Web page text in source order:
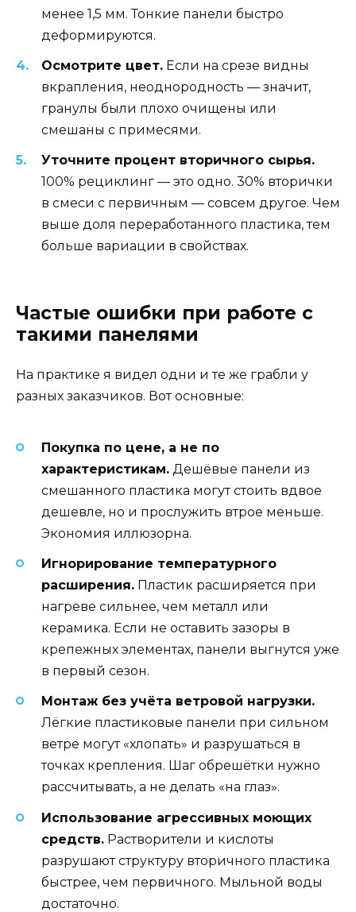
менее 1,5 мм. Тонкие панели быстро
деформируются.
Осмотрите цвет. Если на срезе видны
вкрапления, неоднородность — значит,
гранулы были плохо очищены или
смешаны с примесями.
Уточните процент вторичного сырья.
100% рециклинг — это одно. 30% вторички
в смеси с первичным — совсем другое. Чем
выше доля переработанного пластика, тем
больше вариации в свойствах.
Частые ошибки при работе с
такими панелями
На практике я видел одни и те же грабли у
разных заказчиков. Вот основные:
Покупка по цене, а не по
характеристикам. Дешёвые панели из
смешанного пластика могут стоить вдвое
дешевле, но и прослужить втрое меньше.
Экономия иллюзорна.
Игнорирование температурного
расширения. Пластик расширяется при
нагреве сильнее, чем металл или
керамика. Если не оставить зазоры в
крепежных элементах, панели выгнутся уже
в первый сезон.
Монтаж без учёта ветровой нагрузки.
Лёгкие пластиковые панели при сильном
ветре могут «хлопать» и разрушаться в
точках крепления. Шаг обрешётки нужно
рассчитывать, а не делать «на глаз».
Использование агрессивных моющих
средств. Растворители и кислоты
разрушают структуру вторичного пластика
быстрее, чем первичного. Мыльной воды
достаточно.